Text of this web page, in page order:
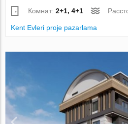
Комнат:2+1, 4+1
Kent Evleri proje pazarlama